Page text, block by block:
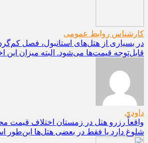
کارشناس روابط عمومی
در بسیاری از هتل‌های استانبول، فصل
قابل‌توجه قیمت‌ها می‌شود. البته میزان این
داودی
واقعاً رزرو هتل در زمستان اختلاف
شلوغ دارد یا فقط در بعضی هتل‌ها این‌طور